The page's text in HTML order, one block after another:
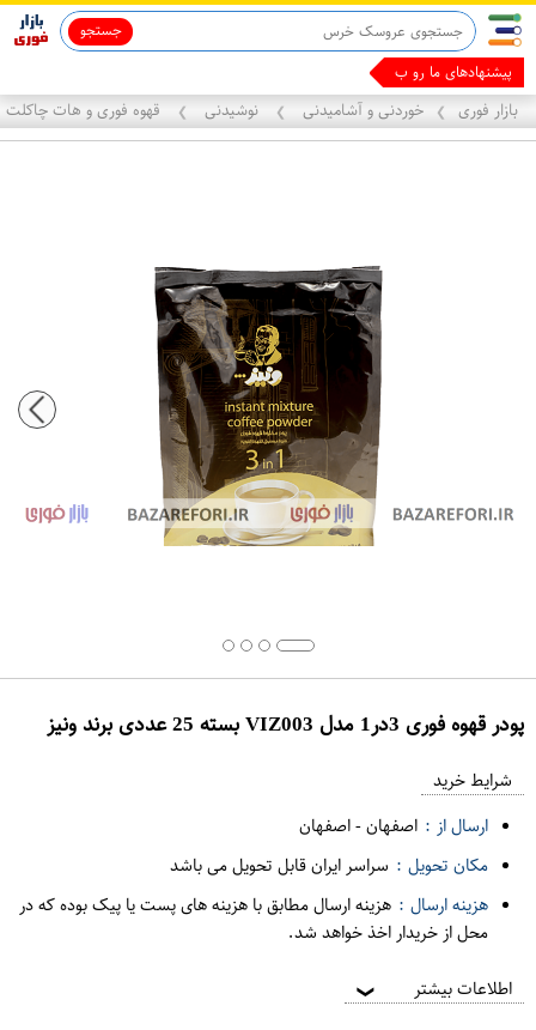
جستجو
پیشنهادهای ما رو برای
بازار فوری ❯ خوردنی و آشامیدنی ❯ نوشیدنی ❯ قهوه فوری و هات چاکلت
پودر قهوه فوری 3در1 مدل VIZ003 بسته 25 عددی برند ونیز
ر
شرایط خرید
ارسال از : اصفهان-اصفهان
مکان تحویل : سراسر ایران قابل تحویل می باشد
هزینه ارسال : هزینه ارسال مطابق با هزینه های پست یا پیک بوده که در
محل از خریدار اخذ خواهد شد.
اطلاعات بیشتر ❯